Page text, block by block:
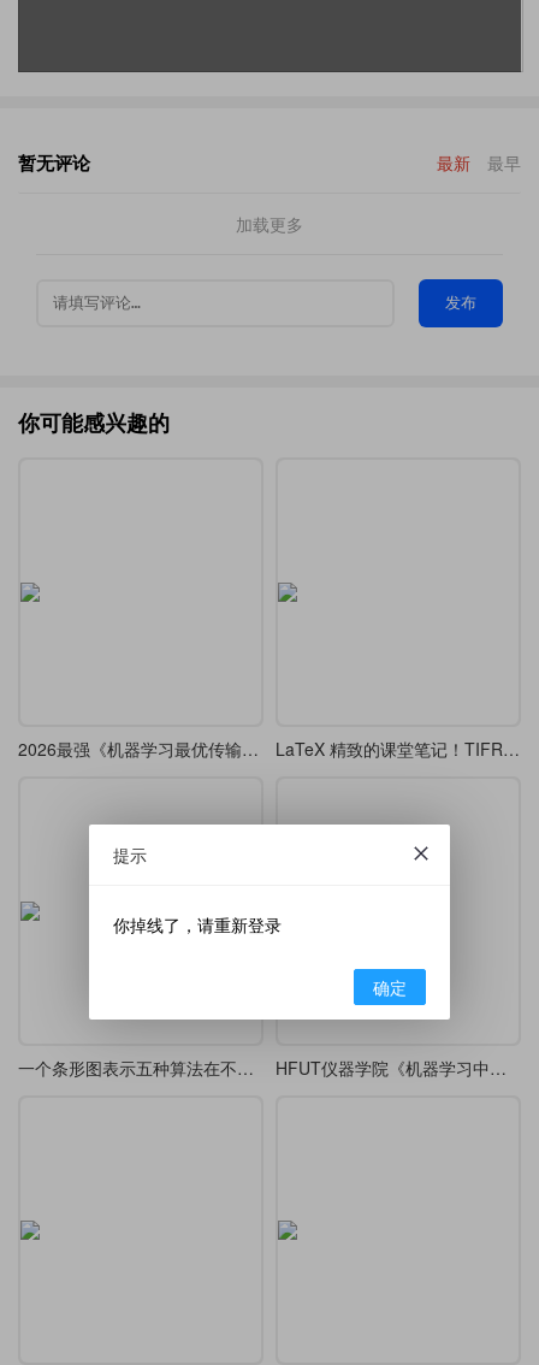
暂无评论 最新 最早
加载更多
发布
你可能感兴趣的
2026最强《机器学习最优传输》神级教材，LaTeX 排版代码全开源 LaTeX 精致的课堂笔记！TIFR算法课笔记学霸宝藏
一个条形图表示五种算法在不同问题上的执行时间 HFUT仪器学院《机器学习中的优化方法》笔记（考试内容）
提示
你掉线了，请重新登录
确定